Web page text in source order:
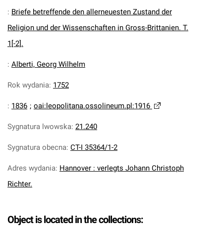
: Briefe betreffende den allerneuesten Zustand der
Religion und der Wissenschaften in Gross-Brittanien. T.
1[-2].
: Alberti, Georg Wilhelm
Rok wydania: 1752
: 1836 ; oai:leopolitana.ossolineum.pl:1916
Sygnatura lwowska: 21.240
Sygnatura obecna: CT-I 35364/1-2
Adres wydania: Hannover : verlegts Johann Christoph
Richter.
Object is located in the collections: